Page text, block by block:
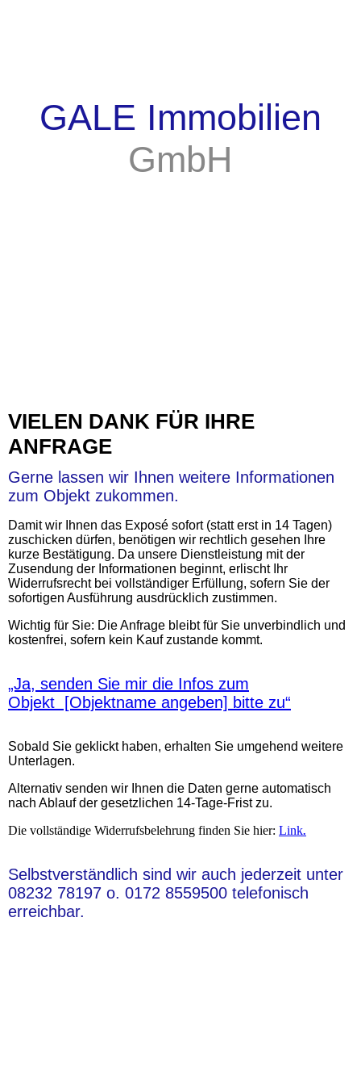
GALE Immobilien
GmbH
VIELEN DANK FÜR IHRE
ANFRAGE
Gerne lassen wir Ihnen weitere Informationen
zum Objekt zukommen.
Damit wir Ihnen das Exposé sofort (statt erst in 14 Tagen)
zuschicken dürfen, benötigen wir rechtlich gesehen Ihre
kurze Bestätigung. Da unsere Dienstleistung mit der
Zusendung der Informationen beginnt, erlischt Ihr
Widerrufsrecht bei vollständiger Erfüllung, sofern Sie der
sofortigen Ausführung ausdrücklich zustimmen.
Wichtig für Sie: Die Anfrage bleibt für Sie unverbindlich und
kostenfrei, sofern kein Kauf zustande kommt.
„Ja, senden Sie mir die Infos zum
Objekt [Objektname angeben] bitte zu“
Sobald Sie geklickt haben, erhalten Sie umgehend weitere
Unterlagen.
Alternativ senden wir Ihnen die Daten gerne automatisch
nach Ablauf der gesetzlichen 14-Tage-Frist zu.
Die vollständige Widerrufsbelehrung finden Sie hier: Link.
Selbstverständlich sind wir auch jederzeit unter
08232 78197 o. 0172 8559500 telefonisch
erreichbar.